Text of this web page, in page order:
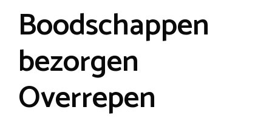
Boodschappen
bezorgen
Overrepen